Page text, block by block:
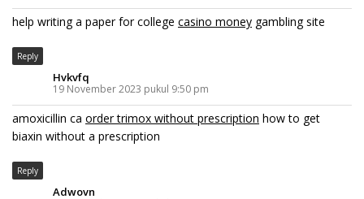
help writing a paper for college casino money gambling site
Reply
Hvkvfq
19 November 2023 pukul 9:50 pm
amoxicillin ca order trimox without prescription how to get
biaxin without a prescription
Reply
Adwovn